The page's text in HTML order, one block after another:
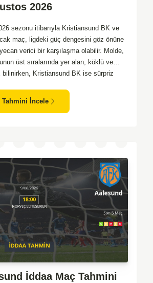
2026
sezonu itibarıyla Kristiansund BK ve
maç, ligdeki güç dengesini göz önüne
verici bir karşılaşma olabilir. Molde,
üst sıralarında yer alan, köklü ve
bilinirken, Kristiansund BK ise sürpriz
saha avantajını kullanma
da sahada etkili olması muhtemel.
Tahmini İncele
İddaa Maç Tahmini